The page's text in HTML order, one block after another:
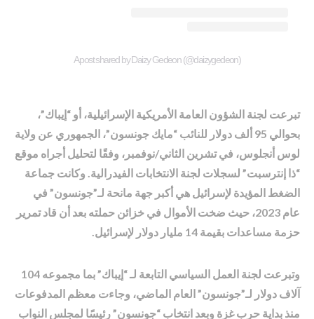
A post shared by Daizy Gedeon (@daizygedeon)
تبرعت لجنة الشؤون العامة الأمريكية الإسرائيلية، أو “إيباك”،
بحوالي 95 ألف دولار للنائب “مايك جونسون”، الجمهوري عن ولاية
لوس أنجلوس، في تشرين الثاني/نوفمبر، وفقًا لتحليل أجراه موقع
“ذا إنترسبت” لسجلات لجنة الانتخابات الفيدرالية. وكانت جماعة
الضغط المؤيدة لإسرائيل هي أكبر جهة مانحة لـ”جونسون” في
عام 2023، حيث ضخت الأموال في خزائن حملته بعد أن قاد تمرير
حزمة مساعدات بقيمة 14 مليار دولار لإسرائيل.
وتبرعت لجنة العمل السياسي التابعة لـ “إيباك” بما مجموعه 104
آلاف دولار لـ”جونسون” العام الماضي، وجاءت معظم المدفوعات
منذ بداية حرب غزة وبعد انتخاب “جونسون” رئيسًا لمجلس النواب